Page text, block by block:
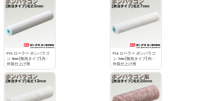
PIA ローラー ボンパラゴ
ン 5mm [無泡タイプ] 内・
外装仕上げ用
PIA ローラー ボンパラゴ
ン 7mm [無泡タイプ] 内・
外装仕上げ用